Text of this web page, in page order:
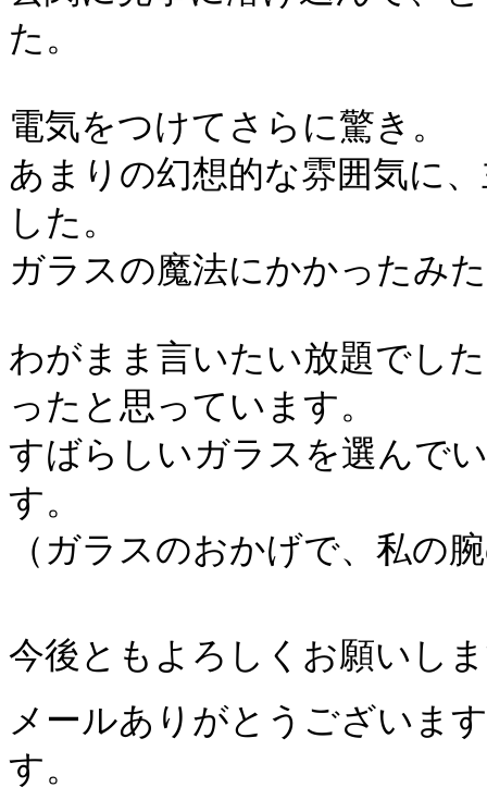
た。
電気をつけてさらに驚き。
あまりの幻想的な雰囲気に
した。
ガラスの魔法にかかったみ
わがまま言いたい放題でし
ったと思っています。
すばらしいガラスを選んで
す。
（ガラスのおかげで、私の
今後ともよろしくお願いし
メールありがとうございま
す。